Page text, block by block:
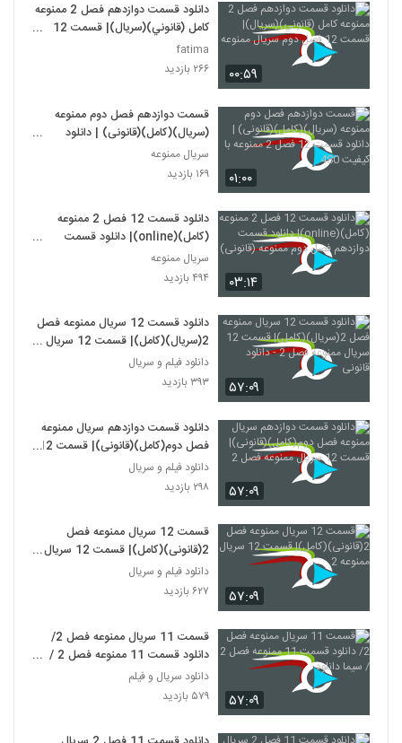
۰۰:۵۹
دانلود قسمت دوازدهم فصل 2 ممنوعه
کامل (قانوني)(سريال)| قسمت 12
فصل دوم سريال ممنوعه
fatima
۲۶۶ بازدید
۰۱:۰۰
قسمت دوازدهم فصل دوم ممنوعه
(سریال)(کامل)(قانونی) | دانلود
480
سریال ممنوعه
۱۶۹ بازدید
۰۳:۱۴
دانلود قسمت 12 فصل 2 ممنوعه
(کامل)(online)| دانلود قسمت
دوازدهم فصل دوم ممنوعه (قانونی)
سریال ممنوعه
۴۹۴ بازدید
۵۷:۰۹
دانلود قسمت 12 سریال ممنوعه فصل
2(سریال)(کامل)| قسمت 12 سریال
ممنوعه فصل 2 - دانلود قانونی
دانلود فیلم و سریال
۳۹۳ بازدید
۵۷:۰۹
دانلود قسمت دوازدهم سریال ممنوعه
فصل دوم(کامل)(قانونی)| قسمت 12
سریال ممنوعه فصل 2
دانلود فیلم و سریال
۲۹۸ بازدید
۵۷:۰۹
قسمت 12 سریال ممنوعه فصل
2(قانونی)(کامل)| قسمت 12 سریال
ممنوعه 2
دانلود فیلم و سریال
۶۲۷ بازدید
۵۷:۰۹
قسمت 11 سریال ممنوعه فصل 2/
دانلود قسمت 11 ممنوعه فصل 2 /
سیما دانلود
دانلود سریال و فیلم
۵۷۹ بازدید